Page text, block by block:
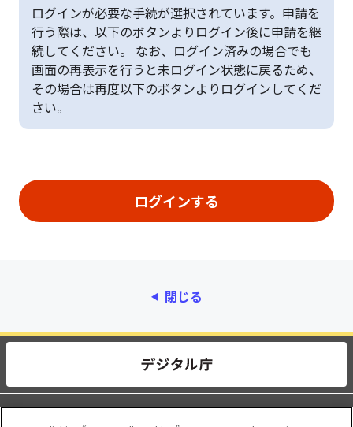
ログインが必要な手続が選択されています。申請を
行う際は、以下のボタンよりログイン後に申請を継
続してください。 なお、ログイン済みの場合でも
画面の再表示を行うと未ログイン状態に戻るため、
その場合は再度以下のボタンよりログインしてくだ
さい。
閉じる
動作環境 個人情報保護